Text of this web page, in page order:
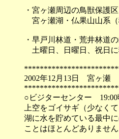
・宮ヶ瀬周辺の鳥獣保護区
宮ヶ瀬湖・仏果山山系
・早戸川林道・荒井林道
土曜日、日曜日、祝日
2002年12月13日 宮ヶ瀬
○ビジターセンター 19:00
上空をゴイサギ（少なく
湖に水を貯めている最中
ことはほとんどありません